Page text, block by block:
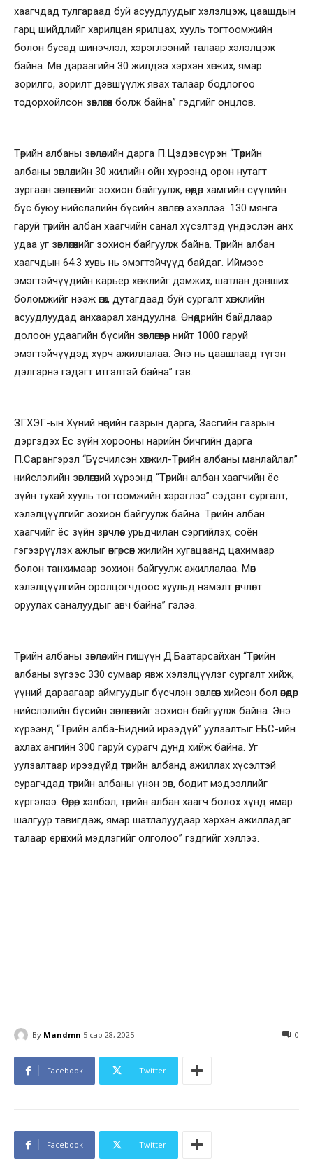
хаагчдад тулгараад буй асуудлуудыг хэлэлцэж, цаашдын
гарц шийдлийг харилцан ярилцах, хууль тогтоомжийн
болон бусад шинэчлэл, хэрэглээний талаар хэлэлцэж
байна. Мөн дараагийн 30 жилдээ хэрхэн хөгжих, ямар
зорилго, зорилт дэвшүүлж явах талаар бодлогоо
тодорхойлсон зөвлөгөөн болж байна” гэдгийг онцлов.
Төрийн албаны зөвлөлийн дарга П.Цэдэвсүрэн “Төрийн
албаны зөвлөлийн 30 жилийн ойн хүрээнд орон нутагт
зургаан зөвлөгөөнийг зохион байгуулж, өнөөдөр хамгийн сүүлийн
бүс буюу нийслэлийн бүсийн зөвлөгөөн эхэллээ. 130 мянга
гаруй төрийн албан хаагчийн санал хүсэлтэд үндэслэн анх
удаа уг зөвлөгөөнийг зохион байгуулж байна. Төрийн албан
хаагчдын 64.3 хувь нь эмэгтэйчүүд байдаг. Иймээс
эмэгтэйчүүдийн карьер хөгжлийг дэмжих, шатлан дэвших
боломжийг нээж өгөх, дутагдаад буй сургалт хөгжлийн
асуудлуудад анхаарал хандуулна. Өнөөдрийн байдлаар
долоон удаагийн бүсийн зөвлөгөөнөөр нийт 1000 гаруй
эмэгтэйчүүдэд хүрч ажиллалаа. Энэ нь цаашлаад түгэн
дэлгэрнэ гэдэгт итгэлтэй байна” гэв.
ЗГХЭГ-ын Хүний нөөцийн газрын дарга, Засгийн газрын
дэргэдэх Ёс зүйн хорооны нарийн бичгийн дарга
П.Сарангэрэл “Бүсчилсэн хөгжил-Төрийн албаны манлайлал”
нийслэлийн зөвлөгөөний хүрээнд “Төрийн албан хаагчийн ёс
зүйн тухай хууль тогтоомжийн хэрэглээ” сэдэвт сургалт,
хэлэлцүүлгийг зохион байгуулж байна. Төрийн албан
хаагчийг ёс зүйн зөрчлөөс урьдчилан сэргийлэх, соён
гэгээрүүлэх ажлыг өнгөрсөн жилийн хугацаанд цахимаар
болон танхимаар зохион байгуулж ажиллалаа. Мөн
хэлэлцүүлгийн оролцогчдоос хуульд нэмэлт өөрчлөлт
оруулах саналуудыг авч байна” гэлээ.
Төрийн албаны зөвлөлийн гишүүн Д.Баатарсайхан “Төрийн
албаны зүгээс 330 сумаар явж хэлэлцүүлэг сургалт хийж,
үүний дараагаар аймгуудыг бүсчлэн зөвлөгөөн хийсэн бол өнөөдөр
нийслэлийн бүсийн зөвлөгөөнийг зохион байгуулж байна. Энэ
хүрээнд “Төрийн алба-Бидний ирээдүй” уулзалтыг ЕБС-ийн
ахлах ангийн 300 гаруй сурагч дунд хийж байна. Уг
уулзалтаар ирээдүйд төрийн албанд ажиллах хүсэлтэй
сурагчдад төрийн албаны үнэн зөв, бодит мэдээллийг
хүргэлээ. Өөрөөр хэлбэл, төрийн албан хаагч болох хүнд ямар
шалгуур тавигдаж, ямар шатлалуудаар хэрхэн ажилладаг
талаар ерөнхий мэдлэгийг олголоо” гэдгийг хэллээ.
By Mandmn 5 сар 28, 2025 0
Facebook Twitter
Facebook Twitter